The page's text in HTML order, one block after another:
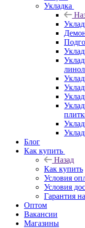
Укладка
Блог
Как купить
Назад
Как купить
Условия
Условия
Гарантия
Оптом
Вакансии
Магазины